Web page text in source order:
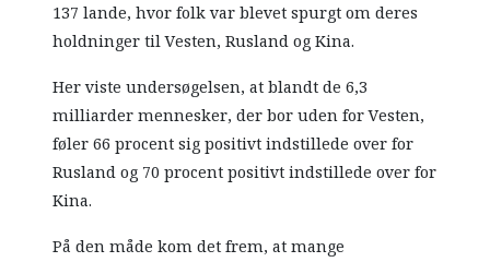
137 lande, hvor folk var blevet spurgt om deres
holdninger til Vesten, Rusland og Kina.
Her viste undersøgelsen, at blandt de 6,3
milliarder mennesker, der bor uden for Vesten,
føler 66 procent sig positivt indstillede over for
Rusland og 70 procent positivt indstillede over for
Kina.
På den måde kom det frem, at mange